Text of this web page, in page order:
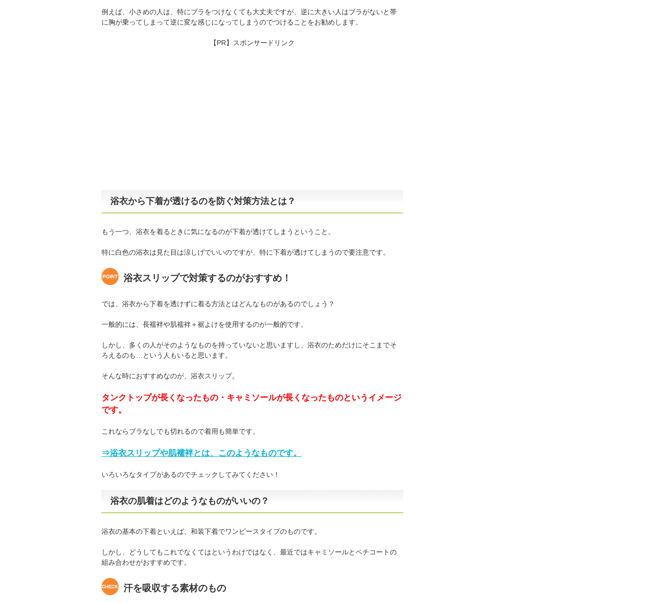
例えば、小さめの人は、特にブラをつけなくても大丈夫ですが、逆に大きい人はブラがないと帯
に胸が乗ってしまって逆に変な感じになってしまうのでつけることをお勧めします。
【PR】スポンサードリンク
浴衣から下着が透けるのを防ぐ対策方法とは？
もう一つ、浴衣を着るときに気になるのが下着が透けてしまうということ。
特に白色の浴衣は見た目は涼しげでいいのですが、特に下着が透けてしまうので要注意です。
浴衣スリップで対策するのがおすすめ！
では、浴衣から下着を透けずに着る方法とはどんなものがあるのでしょう？
一般的には、長襦袢や肌襦袢＋裾よけを使用するのが一般的です。
しかし、多くの人がそのようなものを持っていないと思いますし、浴衣のためだけにそこまでそ
ろえるのも…という人もいると思います。
そんな時におすすめなのが、浴衣スリップ。
タンクトップが長くなったもの・キャミソールが長くなったものというイメージ
です。
これならブラなしでも切れるので着用も簡単です。
⇒浴衣スリップや肌襦袢とは、このようなものです。
いろいろなタイプがあるのでチェックしてみてください！
浴衣の肌着はどのようなものがいいの？
浴衣の基本の下着といえば、和装下着でワンピースタイプのものです。
しかし、どうしてもこれでなくてはというわけではなく、最近ではキャミソールとペチコートの
組み合わせがおすすめです。
汗を吸収する素材のもの